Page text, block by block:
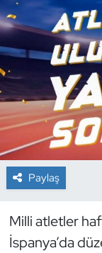
Paylaş
Milli atletler
İspanya’da
Buz Pateni
Çim
Cimnastik
Curling
Dağcılık
Dövüş